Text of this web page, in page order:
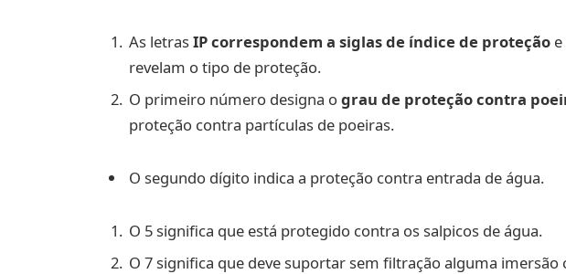
As letrasIP correspondem a siglas de índice de proteção
revelam o tipo de proteção.
O primeiro número designa ograu de proteção contra
proteção contra partículas de poeiras.
O segundo dígito indica a proteção contra entrada de água.
O 5 significa que está protegido contra os salpicos de água.
O 7 significa que deve suportar sem filtração alguma